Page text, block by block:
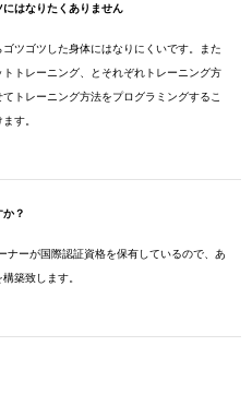
はなりたくありません
ツゴツした身体にはなりにくいです。また
トレーニング、とそれぞれトレーニング方
トレーニング方法をプログラミングするこ
す。
？
ナーが国際認証資格を保有しているので、あ
築致します。